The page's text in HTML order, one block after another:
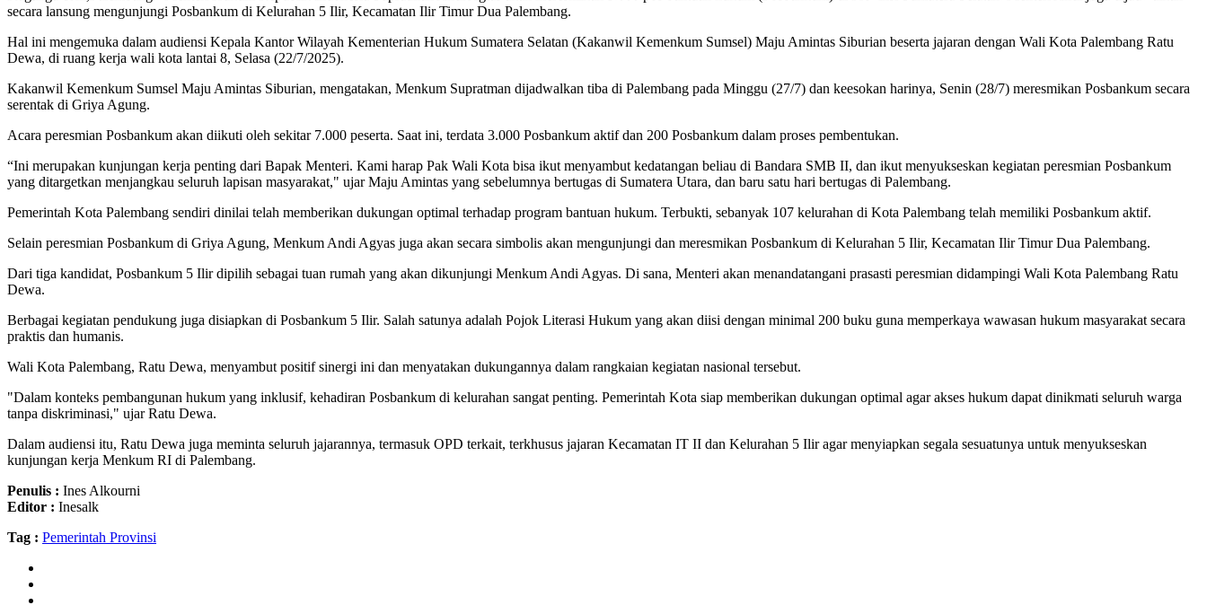
secara lansung mengunjungi Posbankum di Kelurahan 5 Ilir, Kecamatan Ilir Timur Dua Palembang.
Hal ini mengemuka dalam audiensi Kepala Kantor Wilayah Kementerian Hukum Sumatera Selatan (Kakanwil Kemenkum Sumsel) Maju Amintas Siburian beserta jajaran dengan Wali Kota Palembang Ratu
Dewa, di ruang kerja wali kota lantai 8, Selasa (22/7/2025).
Kakanwil Kemenkum Sumsel Maju Amintas Siburian, mengatakan, Menkum Supratman dijadwalkan tiba di Palembang pada Minggu (27/7) dan keesokan harinya, Senin (28/7) meresmikan Posbankum secara
serentak di Griya Agung.
Acara peresmian Posbankum akan diikuti oleh sekitar 7.000 peserta. Saat ini, terdata 3.000 Posbankum aktif dan 200 Posbankum dalam proses pembentukan.
“Ini merupakan kunjungan kerja penting dari Bapak Menteri. Kami harap Pak Wali Kota bisa ikut menyambut kedatangan beliau di Bandara SMB II, dan ikut menyukseskan kegiatan peresmian Posbankum
yang ditargetkan menjangkau seluruh lapisan masyarakat," ujar Maju Amintas yang sebelumnya bertugas di Sumatera Utara, dan baru satu hari bertugas di Palembang.
Pemerintah Kota Palembang sendiri dinilai telah memberikan dukungan optimal terhadap program bantuan hukum. Terbukti, sebanyak 107 kelurahan di Kota Palembang telah memiliki Posbankum aktif.
Selain peresmian Posbankum di Griya Agung, Menkum Andi Agyas juga akan secara simbolis akan mengunjungi dan meresmikan Posbankum di Kelurahan 5 Ilir, Kecamatan Ilir Timur Dua Palembang.
Dari tiga kandidat, Posbankum 5 Ilir dipilih sebagai tuan rumah yang akan dikunjungi Menkum Andi Agyas. Di sana, Menteri akan menandatangani prasasti peresmian didampingi Wali Kota Palembang Ratu
Dewa.
Berbagai kegiatan pendukung juga disiapkan di Posbankum 5 Ilir. Salah satunya adalah Pojok Literasi Hukum yang akan diisi dengan minimal 200 buku guna memperkaya wawasan hukum masyarakat secara
praktis dan humanis.
Wali Kota Palembang, Ratu Dewa, menyambut positif sinergi ini dan menyatakan dukungannya dalam rangkaian kegiatan nasional tersebut.
"Dalam konteks pembangunan hukum yang inklusif, kehadiran Posbankum di kelurahan sangat penting. Pemerintah Kota siap memberikan dukungan optimal agar akses hukum dapat dinikmati seluruh warga
tanpa diskriminasi," ujar Ratu Dewa.
Dalam audiensi itu, Ratu Dewa juga meminta seluruh jajarannya, termasuk OPD terkait, terkhusus jajaran Kecamatan IT II dan Kelurahan 5 Ilir agar menyiapkan segala sesuatunya untuk menyukseskan
kunjungan kerja Menkum RI di Palembang.
Penulis : Ines Alkourni
Editor : Inesalk
Tag : Pemerintah Provinsi